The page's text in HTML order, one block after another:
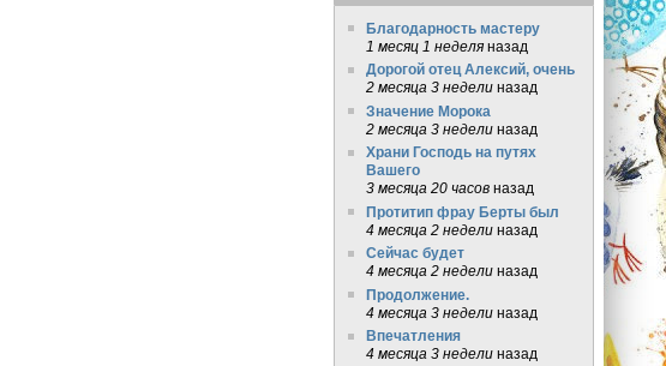
Благодарность мастеру
1 месяц 1 неделяназад
Дорогой отец Алексий, очень
2 месяца 3 неделиназад
Значение Морока
2 месяца 3 неделиназад
Храни Господь на путях
Вашего
3 месяца 20 часовназад
Протитип фрау Берты был
4 месяца 2 неделиназад
Сейчас будет
4 месяца 2 неделиназад
Продолжение.
4 месяца 3 неделиназад
Впечатления
4 месяца 3 неделиназад